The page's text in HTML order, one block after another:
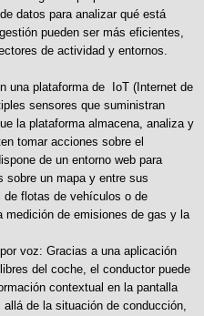
datos para analizar qué está
pueden ser más eficientes,
de actividad y entornos.
una plataforma de IoT (Internet de
sensores que suministran
la plataforma almacena, analiza y
tomar acciones sobre el
de un entorno web para
sobre un mapa y entre sus
de flotas de vehículos o de
medición de emisiones de gas y la
voz: Gracias a una aplicación
del coche, el conductor puede
contextual en la pantalla
de la situación de conducción,